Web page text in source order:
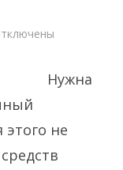
Нужна
этого не